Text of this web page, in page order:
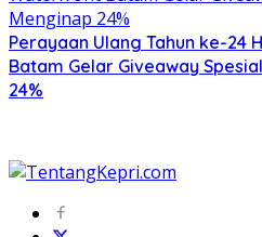
Perayaan Ulang Tahun ke-24
Batam Gelar Giveaway
24%